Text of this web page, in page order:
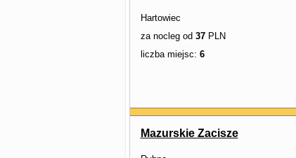
Hartowiec
za nocleg od 37PLN
liczba miejsc: 6
Mazurskie Zacisze